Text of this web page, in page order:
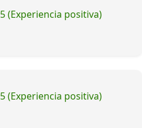
5 (Experiencia positiva)
5 (Experiencia positiva)